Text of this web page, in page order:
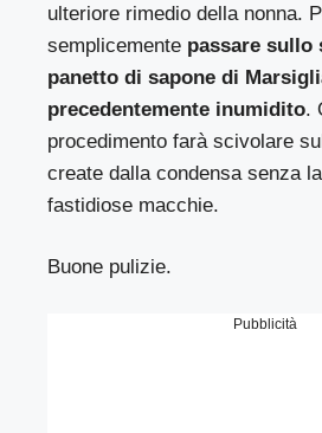
ulteriore rimedio della nonna.
semplicemente passare sullo
panetto di sapone di
precedentemente inumidito.
procedimento farà scivolare
create dalla condensa senza
fastidiose macchie.
Buone pulizie.
Pubblicità